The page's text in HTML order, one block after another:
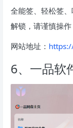
全能签、轻松签
解锁，请谨慎操作
网站地址：
6、一品软